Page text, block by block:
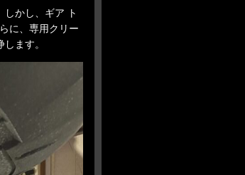
かし、ギア ト
に、専用クリー
ます。